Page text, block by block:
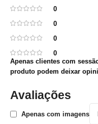
0
0
0
0
Avaliações
Apenas com imagens
Apenas clientes com
produto podem deixar